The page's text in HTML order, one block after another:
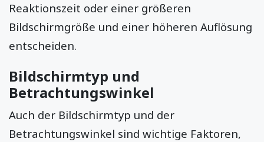
Reaktionszeit oder einer größeren
Bildschirmgröße und einer höheren Auflösung
entscheiden.
Bildschirmtyp und
Betrachtungswinkel
Auch der Bildschirmtyp und der
Betrachtungswinkel sind wichtige Faktoren,